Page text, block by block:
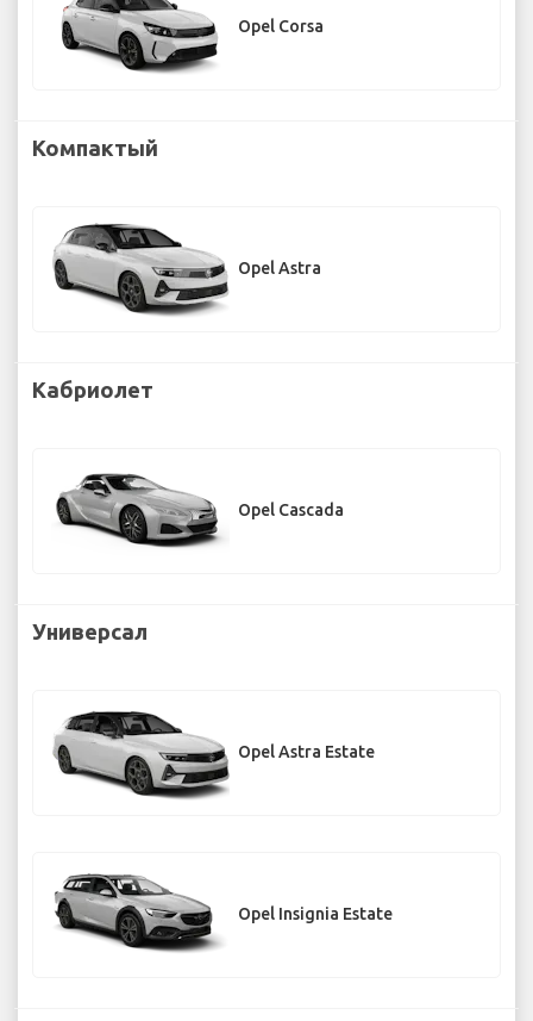
Opel Corsa
Компактый
Opel Astra
Кабриолет
Opel Cascada
Универсал
Opel Astra Estate
Opel Insignia Estate